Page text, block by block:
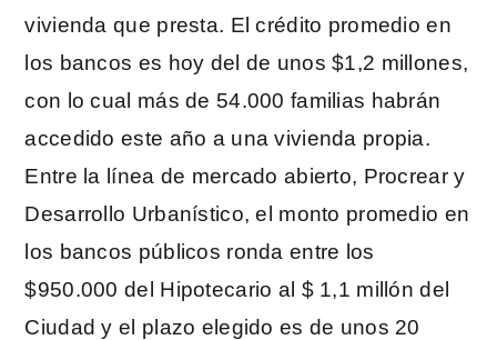
vivienda que presta. El crédito promedio en
los bancos es hoy del de unos $1,2 millones,
con lo cual más de 54.000 familias habrán
accedido este año a una vivienda propia.
Entre la línea de mercado abierto, Procrear y
Desarrollo Urbanístico, el monto promedio en
los bancos públicos ronda entre los
$950.000 del Hipotecario al $ 1,1 millón del
Ciudad y el plazo elegido es de unos 20